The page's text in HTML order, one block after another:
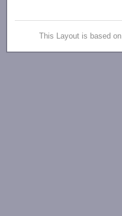
This Layout is based on